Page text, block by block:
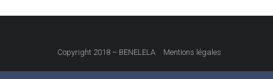
Copyright 2018 – BENELELA Mentions légales